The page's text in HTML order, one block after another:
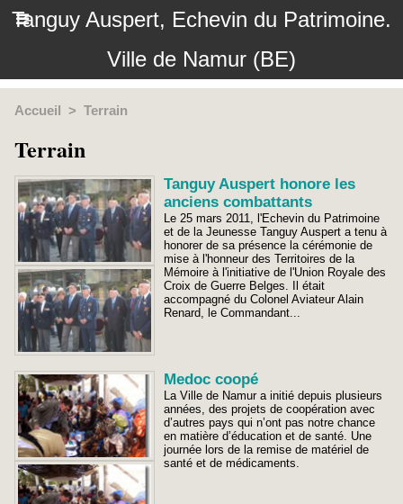
Tanguy Auspert, Echevin du Patrimoine.
Ville de Namur (BE)
Accueil > Terrain
Terrain
Tanguy Auspert honore les
anciens combattants
Le 25 mars 2011, l'Echevin du Patrimoine
et de la Jeunesse Tanguy Auspert a tenu à
honorer de sa présence la cérémonie de
mise à l'honneur des Territoires de la
Mémoire à l'initiative de l'Union Royale des
Croix de Guerre Belges. Il était
accompagné du Colonel Aviateur Alain
Renard, le Commandant...
Medoc coopé
La Ville de Namur a initié depuis plusieurs
années, des projets de coopération avec
d’autres pays qui n’ont pas notre chance
en matière d’éducation et de santé. Une
journée lors de la remise de matériel de
santé et de médicaments.